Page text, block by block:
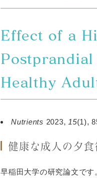
Effect of a
Healthy
Nutrients 2023, 15(1),
健康な成人の夕
早稲田大学の研究論文です